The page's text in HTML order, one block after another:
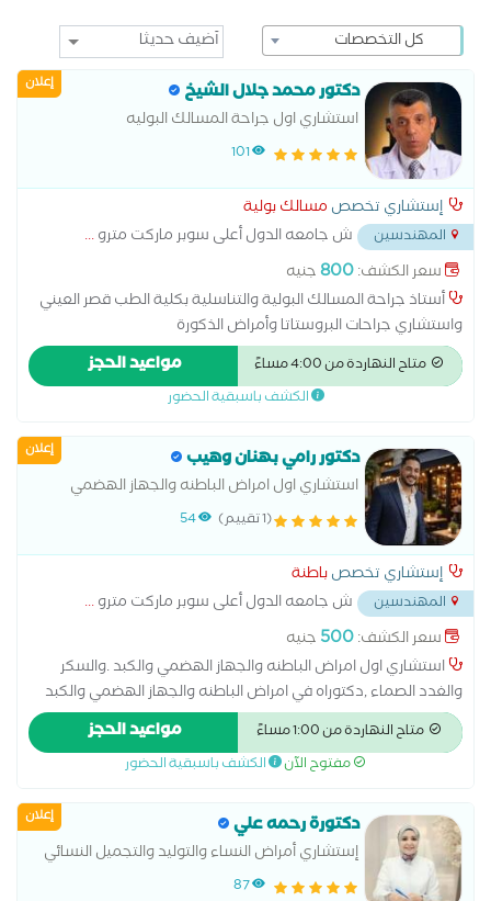
كل التخصصات
إعلان دكتور محمد جلال الشيخ
استشاري اول جراحة المسالك البوليه
101
إستشاري تخصص مسالك بولية
المهندسين ش جامعه الدول أعلى سوبر ماركت مترو...
سعر الكشف:800جنيه
أستاذ جراحة المسالك البولية والتناسلية بكلية الطب قصر العيني
واستشاري جراحات البروستاتا وأمراض الذكورة
متاح النهاردة من 4:00 مساءً مواعيد الحجز
الكشف باسبقية الحضور
إعلان دكتور رامي بهنان وهيب
استشاري اول امراض الباطنه والجهاز الهضمي
والكبد والسكر والغدد الصماء وامراض القلب
(1 تقييم) 54
إستشاري تخصصباطنة
المهندسين ش جامعه الدول أعلى سوبر ماركت مترو...
سعر الكشف:500 جنيه
استشاري اول امراض الباطنه والجهاز الهضمي والكبد .والسكر
والغدد الصماء ,دكتوراه في امراض الباطنه والجهاز الهضمي والكبد
واستئصال الزائده بالمنظار ,استئصال الكليه ,استئصال الطحال
,استئصال جزئي للكبد بالون المعده, تدبيس المعده ,تكميم المعده
,علاج البواسير بدون جراحه ,علاج الفتق بدون جراحه ,علاج حصوة
متاح النهاردة من 1:00 مساءً مواعيد الحجز
مفتوح الآن الكشف باسبقية الحضور
إعلان دكتورة رحمه علي
إستشاري أمراض النساء والتوليد والتجميل النسائي
والحقن المجهري والعقم
87